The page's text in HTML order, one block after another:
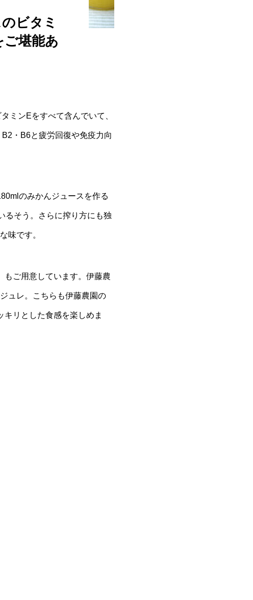
ビタミ
ご堪能あ
ミンEをすべて含んでいて、
・B6と疲労回復や免疫力向
のみかんジュースを作る
るそう。さらに搾り方にも独
味です。
もご用意しています。伊藤農
ュレ。こちらも伊藤農園の
リとした食感を楽しめま